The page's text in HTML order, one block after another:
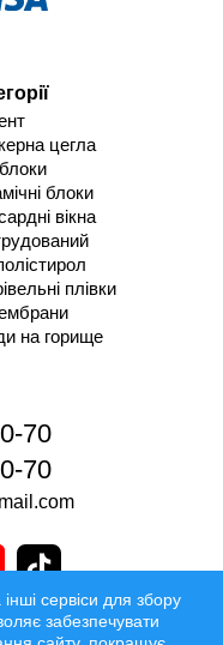
цегла
блоки
вікна
плівки
на горище
70
70
сервіси для збору
забезпечувати